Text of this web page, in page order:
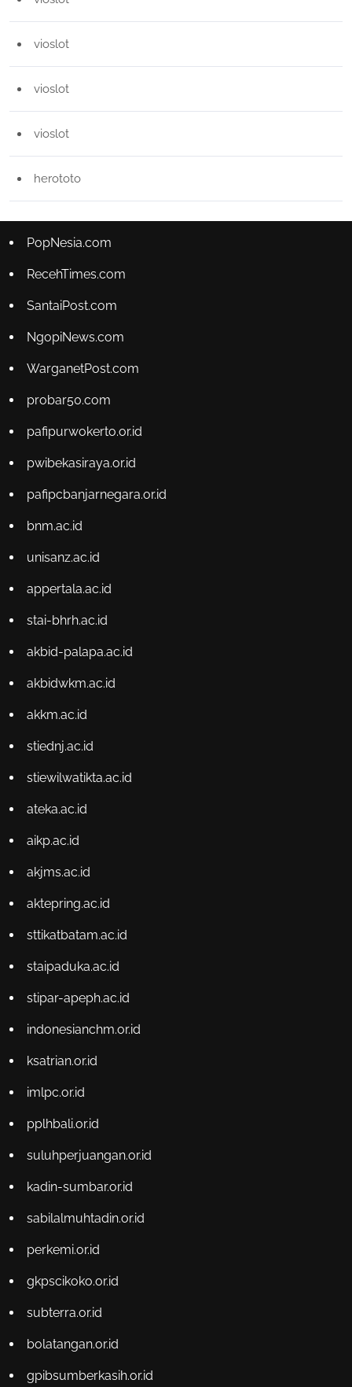
vioslot
vioslot
vioslot
herototo
PopNesia.com
RecehTimes.com
SantaiPost.com
NgopiNews.com
WarganetPost.com
probar50.com
pafipurwokerto.or.id
pwibekasiraya.or.id
pafipcbanjarnegara.or.id
bnm.ac.id
unisanz.ac.id
appertala.ac.id
stai-bhrh.ac.id
akbid-palapa.ac.id
akbidwkm.ac.id
akkm.ac.id
stiednj.ac.id
stiewilwatikta.ac.id
ateka.ac.id
aikp.ac.id
akjms.ac.id
aktepring.ac.id
sttikatbatam.ac.id
staipaduka.ac.id
stipar-apeph.ac.id
indonesianchm.or.id
ksatrian.or.id
imlpc.or.id
pplhbali.or.id
suluhperjuangan.or.id
kadin-sumbar.or.id
sabilalmuhtadin.or.id
perkemi.or.id
gkpscikoko.or.id
subterra.or.id
bolatangan.or.id
gpibsumberkasih.or.id